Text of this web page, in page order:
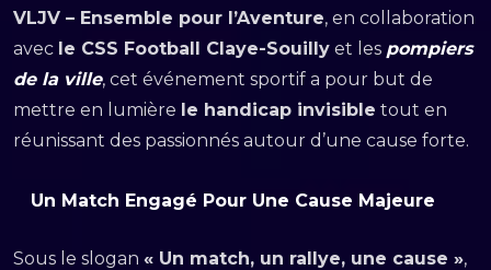
VLJV – Ensemble pour l’Aventure, en collaboration
avec le CSS Football Claye-Souilly et les pompiers
de la ville, cet événement sportif a pour but de
mettre en lumière le handicap invisible tout en
réunissant des passionnés autour d’une cause forte.
Un Match Engagé Pour Une Cause Majeure
Sous le slogan « Un match, un rallye, une cause »,